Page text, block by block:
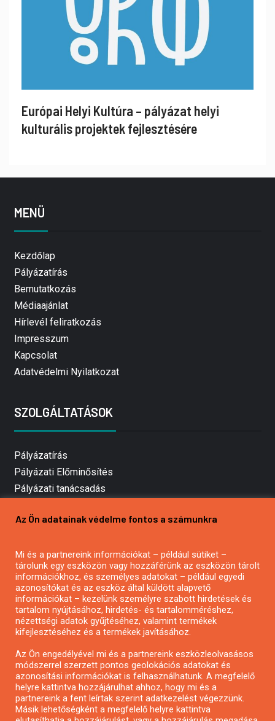
Európai Helyi Kultúra – pályázat helyi
kulturális projektek fejlesztésére
MENÜ
Kezdőlap
Pályázatírás
Bemutatkozás
Médiaajánlat
Hírlevél feliratkozás
Impresszum
Kapcsolat
Adatvédelmi Nyilatkozat
SZOLGÁLTATÁSOK
Pályázatírás
Pályázati Előminősítés
Pályázati tanácsadás
Mezőgazdasági pályázatírás
Pályázatírás civil szervezeteknek
Pályázatírás önkormányzatoknak
Pályázatfigyelés
Specifikus pályázatfigyelés vagy hírlevél
Pályázatok magánszemélyeknek
Pályázatok civil szervezeteknek
Az Ön adatainak védelme fontos a számunkra
Mi és a partnereink információkat – például sütiket –
tárolunk egy eszközön vagy hozzáférünk az eszközön tárolt
információkhoz, és személyes adatokat – például egyedi
azonosítókat és az eszköz által küldött alapvető
információkat – kezelünk személyre szabott hirdetések és
tartalom nyújtásához, hirdetés- és tartalomméréshez,
nézettségi adatok gyűjtéséhez, valamint termékek
kifejlesztéséhez és a termékek javításához.
Az Ön engedélyével mi és a partnereink eszközleolvasásos
módszerrel szerzett pontos geolokációs adatokat és
azonosítási információkat is felhasználhatunk. A megfelelő
helyre kattintva hozzájárulhat ahhoz, hogy mi és a
partnereink a fent leírtak szerint adatkezelést végezzünk.
Másik lehetőségként a megfelelő helyre kattintva